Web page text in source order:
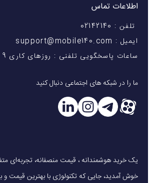
اطلاعات تماس
تلفن : 02142140
ایمیل : support@mobile140.com
ساعات پاسخگویی تلفنی : روزهای کاری 9 الی 21
ما را در شبکه های اجتماعی دنبال کنید
خوش آمدید، جایی که تکنولوژی با بهترین قیمت و